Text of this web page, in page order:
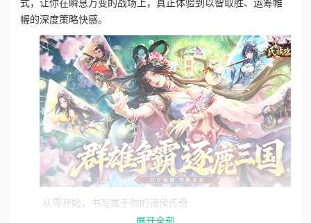
式，让你在瞬息万变的战场上，真正体验到以智取胜、运筹帷
幄的深度策略快感。
从零开始，书写属于你的诸侯传奇
展开全部